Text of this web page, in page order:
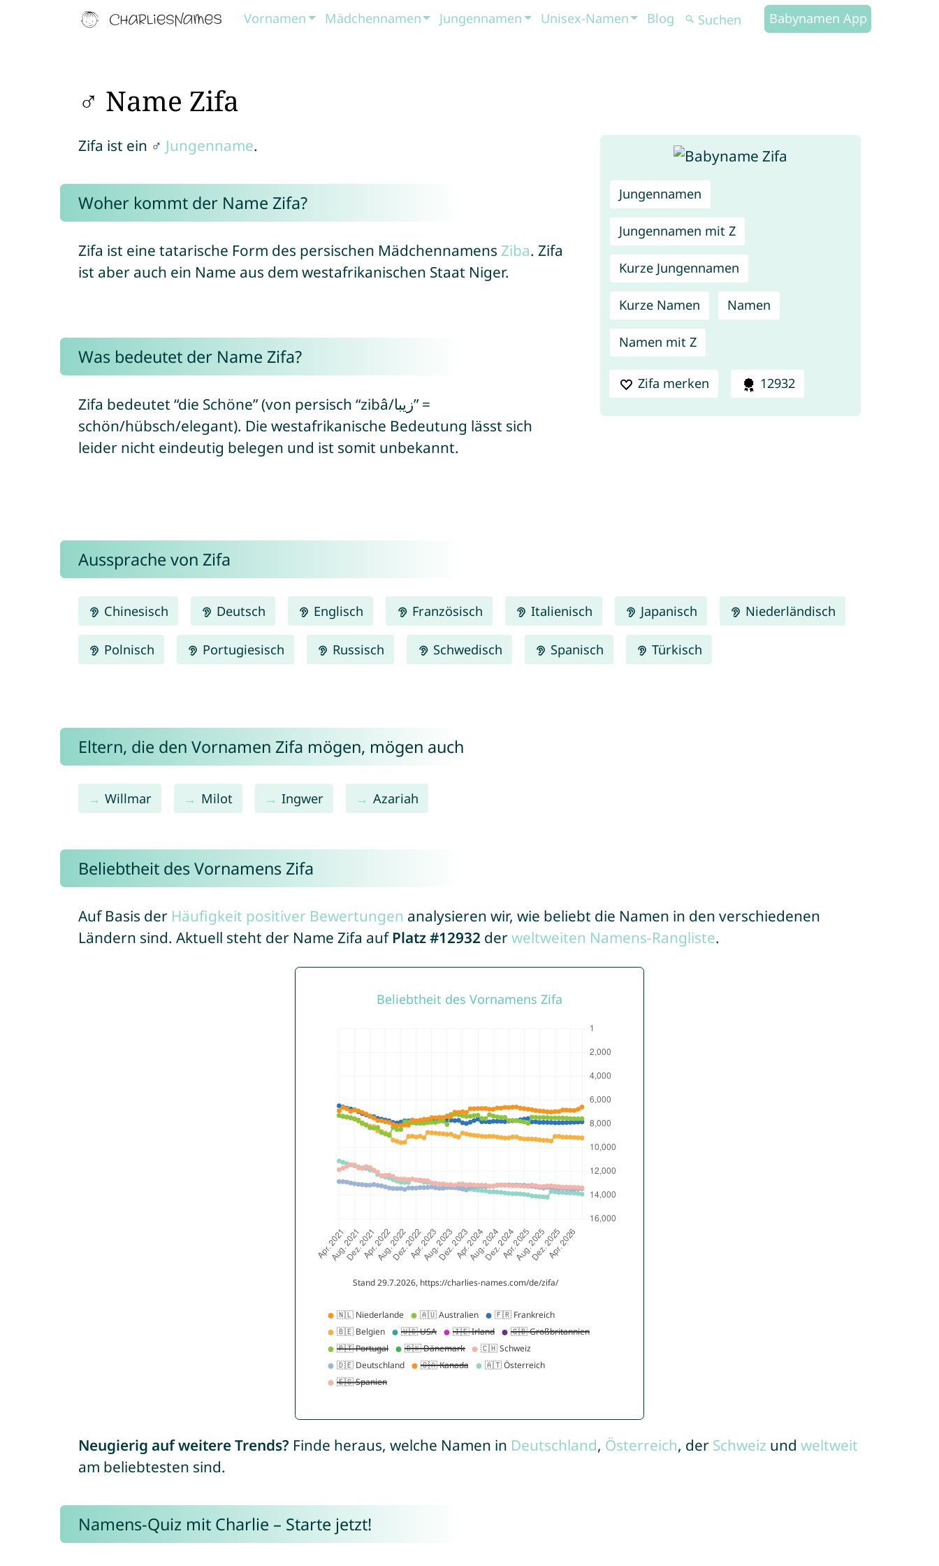
Vornamen Mädchennamen Jungennamen Unisex-Namen Blog Babynamen App
♂ Name Zifa
Jungennamen
Jungennamen mit Z
Kurze Jungennamen
Kurze Namen Namen
Namen mit Z
Zifa merken 12932
Zifa ist ein ♂ Jungenname.
Woher kommt der Name Zifa?
Zifa ist eine tatarische Form des persischen Mädchennamens Ziba. Zifa
ist aber auch ein Name aus dem westafrikanischen Staat Niger.
Was bedeutet der Name Zifa?
Zifa bedeutet “die Schöne” (von persisch “zibâ/زیبا” =
schön/hübsch/elegant). Die westafrikanische Bedeutung lässt sich
leider nicht eindeutig belegen und ist somit unbekannt.
Aussprache von Zifa
Chinesisch Deutsch Englisch Französisch Italienisch Japanisch Niederländisch
Polnisch Portugiesisch Russisch Schwedisch Spanisch Türkisch
Eltern, die den Vornamen Zifa mögen, mögen auch
Willmar Milot Ingwer Azariah
Beliebtheit des Vornamens Zifa
Auf Basis der Häufigkeit positiver Bewertungen analysieren wir, wie beliebt die Namen in den verschiedenen
Ländern sind. Aktuell steht der Name Zifa auf Platz #12932 derweltweiten Namens-Rangliste.
Neugierig auf weitere Trends? Finde heraus, welche Namen in Deutschland, Österreich, der Schweiz und weltweit
am beliebtesten sind.
Namens-Quiz mit Charlie – Starte jetzt!